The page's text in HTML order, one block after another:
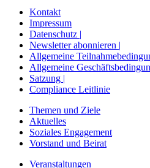
Kontakt
Impressum
Datenschutz |
Newsletter abonnieren |
Allgemeine
Allgemeine
Satzung |
Compliance Leitlinie
Themen und Ziele
Aktuelles
Soziales Engagement
Vorstand und Beirat
Veranstaltungen